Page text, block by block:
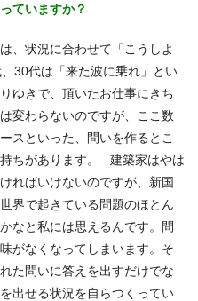
ていますか？
、状況に合わせて「こうしよ
30代は「来た波に乗れ」とい
ゆきで、頂いたお仕事にきち
変わらないのですが、ここ数
スといった、問いを作るとこ
ちがあります。 建築家はやは
ればいけないのですが、新国
界で起きている問題のほとん
なと私には思えるんです。問
がなくなってしまいます。そ
た問いに答えを出すだけでな
出せる状況を自らつくってい